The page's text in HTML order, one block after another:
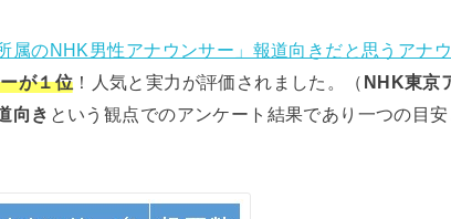
属のNHK男性アナウンサー」報道向きだと思うアナ
が１位 ！人気と実力が評価されました。（ NHK東京
向き という観点でのアンケート結果であり一つの目安